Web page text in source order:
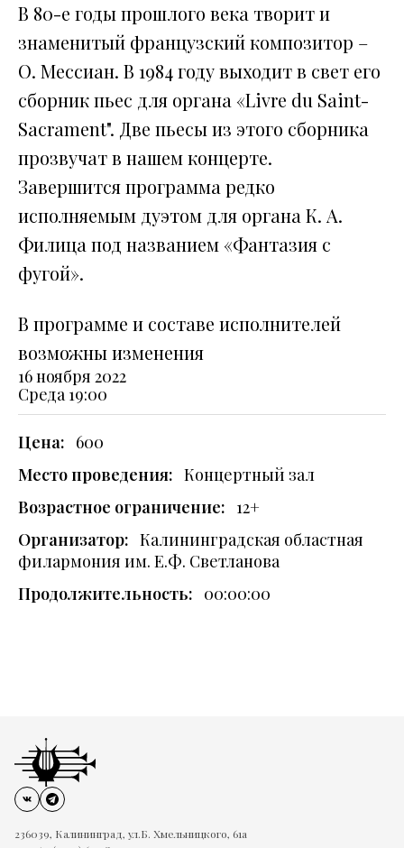
В 80-е годы прошлого века творит и
знаменитый французский композитор –
О. Мессиан. В 1984 году выходит в свет его
сборник пьес для органа «Livre du Saint-
Sacrament". Две пьесы из этого сборника
прозвучат в нашем концерте.
Завершится программа редко
исполняемым дуэтом для органа К. А.
Филица под названием «Фантазия с
фугой».
В программе и составе исполнителей
возможны изменения
16 ноября 2022
Среда 19:00
Цена: 600
Место проведения: Концертный зал
Возрастное ограничение: 12+
Организатор: Калининградская областная
филармония им. Е.Ф. Светланова
Продолжительность: 00:00:00
236039, Калининград, ул.Б. Хмельницкого, 61а